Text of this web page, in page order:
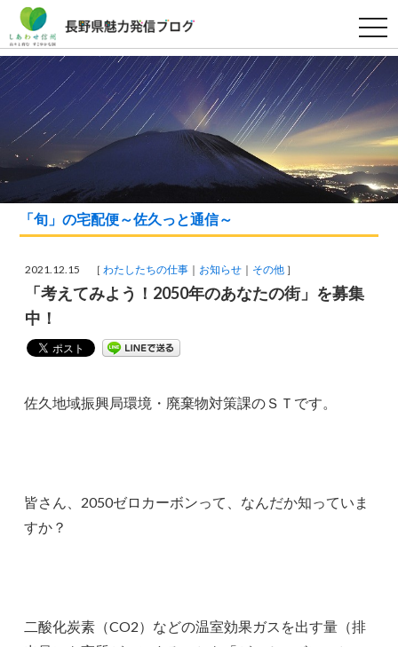
t
o
g
g
n
a
i
g
a
t
i
「旬」の宅配便～佐久っと通信～
2021.12.15 ［わたしたちの仕事 お知らせ その他 ］
「考えてみよう！2050年のあなたの街」を募集
中！
佐久地域振興局環境・廃棄物対策課のＳＴです。
皆さん、2050ゼロカーボンって、なんだか知っていま
すか？
二酸化炭素（CO2）などの温室効果ガスを出す量（排